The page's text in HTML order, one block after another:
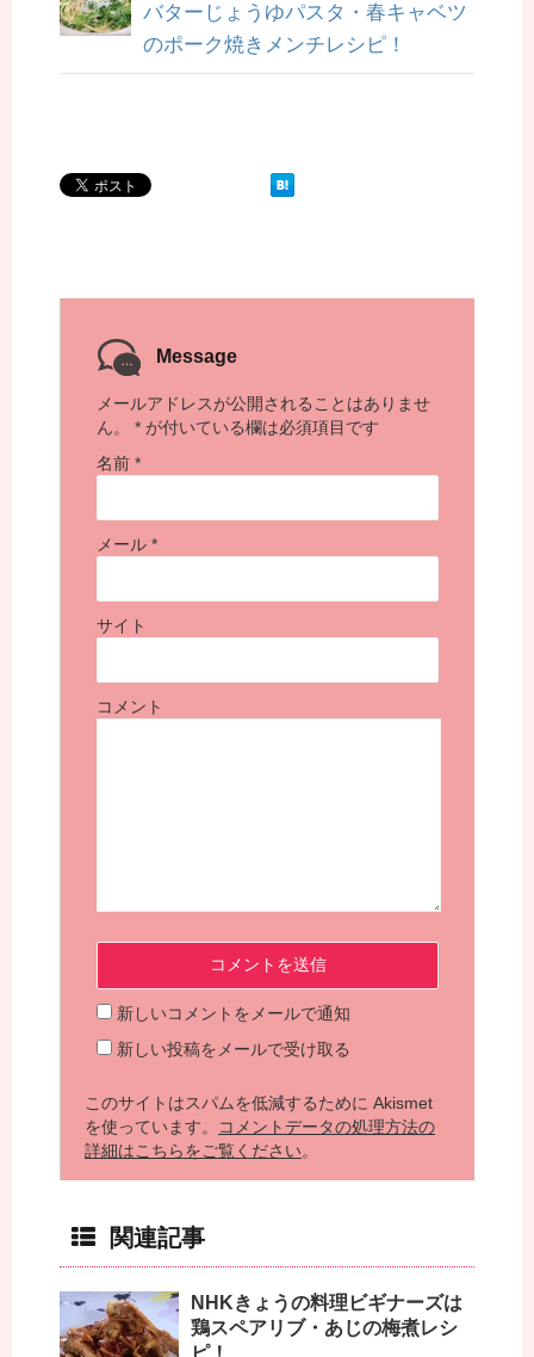
バターじょうゆパスタ・春キャベツ
のポーク焼きメンチレシピ！
Message
メールアドレスが公開されることはありませ
ん。
* が付いている欄は必須項目です
名前 *
メール *
サイト
コメント
新しいコメントをメールで通知
新しい投稿をメールで受け取る
このサイトはスパムを低減するために Akismet
を使っています。
コメントデータの処理方法の
詳細はこちらをご覧ください。
関連記事
NHKきょうの料理ビギナーズは
鶏スペアリブ・あじの梅煮レシ